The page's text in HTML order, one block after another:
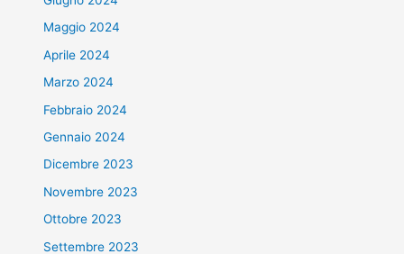
Maggio 2024
Aprile 2024
Marzo 2024
Febbraio 2024
Gennaio 2024
Dicembre 2023
Novembre 2023
Ottobre 2023
Settembre 2023